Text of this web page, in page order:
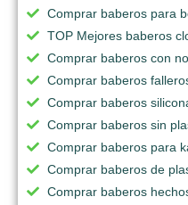
Comprar baberos para
TOP Mejores baberos
Comprar baberos con
Comprar baberos
Comprar baberos
Comprar baberos sin
Comprar baberos para
Comprar baberos de
Comprar baberos